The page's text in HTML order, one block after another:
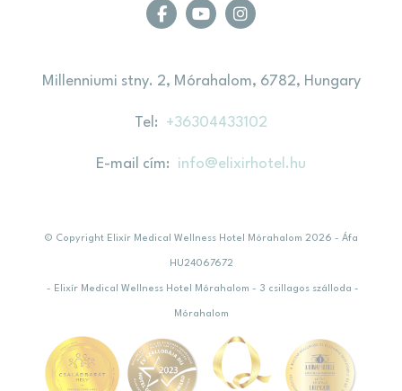
Millenniumi stny. 2, Mórahalom, 6782, Hungary
Tel +36304433102
E-mail cím info@elixirhotel.hu
© Copyright Elixír Medical Wellness Hotel Mórahalom 2026 - Áfa
HU24067672
- Elixír Medical Wellness Hotel Mórahalom - 3 csillagos szálloda -
Mórahalom